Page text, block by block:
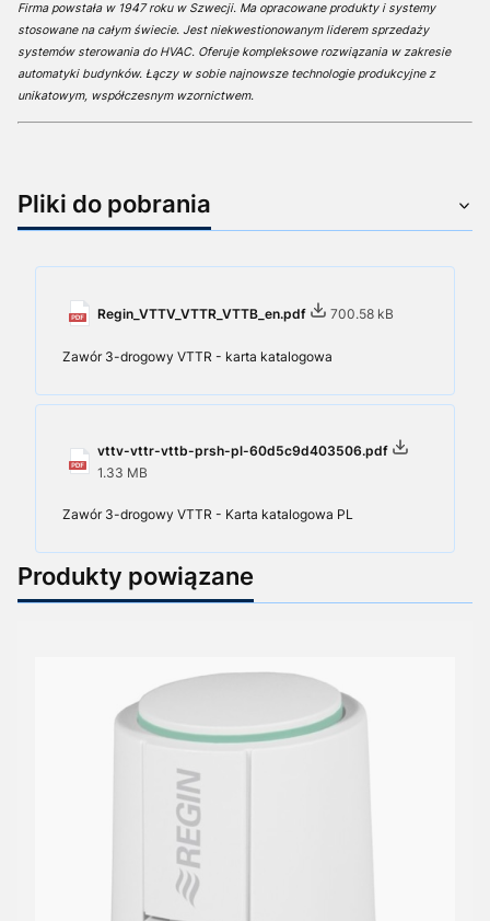
Firma powstała w 1947 roku w Szwecji. Ma opracowane produkty i systemy
stosowane na całym świecie. Jest niekwestionowanym liderem sprzedaży
systemów sterowania do HVAC. Oferuje kompleksowe rozwiązania w zakresie
automatyki budynków. Łączy w sobie najnowsze technologie produkcyjne z
unikatowym, współczesnym wzornictwem.
Pliki do pobrania
Regin_VTTV_VTTR_VTTB_en.pdf 700.58 kB
Zawór 3-drogowy VTTR - karta katalogowa
vttv-vttr-vttb-prsh-pl-60d5c9d403506.pdf
1.33 MB
Zawór 3-drogowy VTTR - Karta katalogowa PL
Produkty powiązane